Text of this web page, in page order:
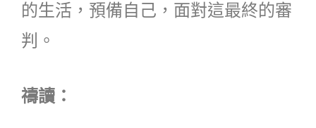
的生活，預備自己，面對這最終的審
判。
禱讀：